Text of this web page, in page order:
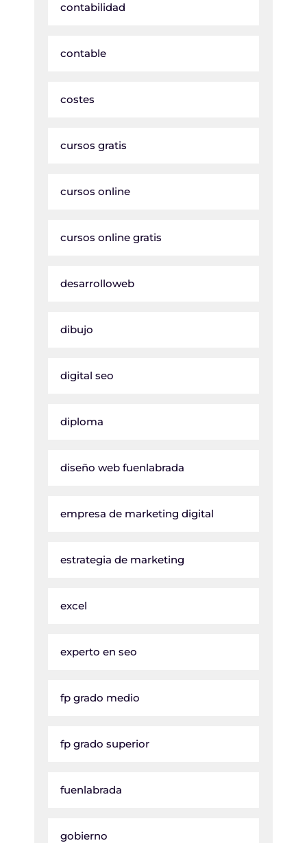
contabilidad
contable
costes
cursos gratis
cursos online
cursos online gratis
desarrolloweb
dibujo
digital seo
diploma
diseño web fuenlabrada
empresa de marketing digital
estrategia de marketing
excel
experto en seo
fp grado medio
fp grado superior
fuenlabrada
gobierno